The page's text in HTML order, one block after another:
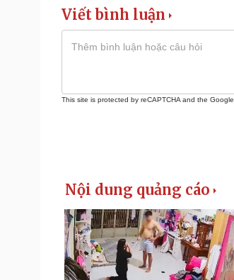
Viết bình luận
This site is protected by reCAPTCHA and the Google